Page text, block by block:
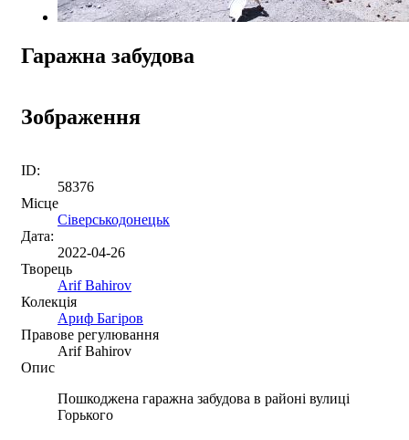
Гаражна забудова
Зображення
ID:
58376
Місце
Сіверськодонецьк
Дата:
2022-04-26
Творець
Arif Bahirov
Колекція
Ариф Багіров
Правове регулювання
Arif Bahirov
Опис
Пошкоджена гаражна забудова в районі вулиці
Горького